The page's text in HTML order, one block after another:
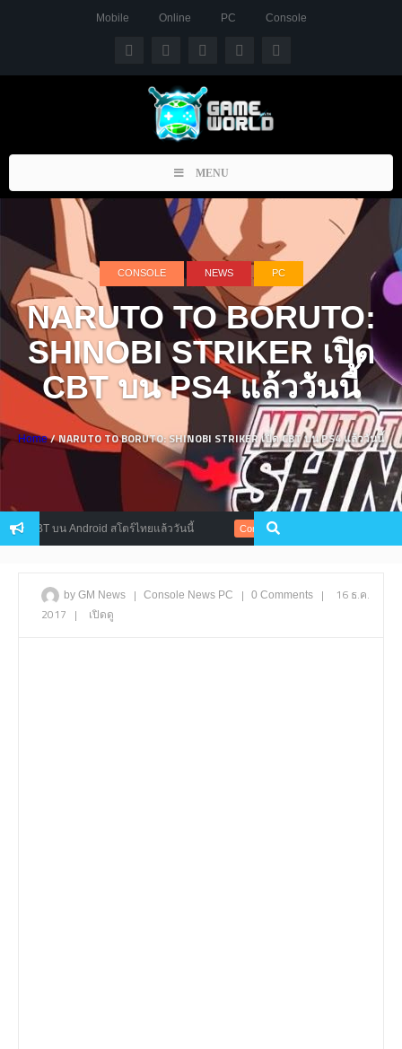
Mobile Online PC Console
Toggle
navigation
MENU
CONSOLE NEWS PC
NARUTO TO BORUTO:
SHINOBI STRIKER เปิด
CBT บน PS4 แล้ววันนี้
Home/ NARUTO TO BORUTO: SHINOBI STRIKER เปิด CBT บน PS4 แล้ววันนี้
บน Android สโตร์ไทยแล้ววันนี้ Console สาวก PS4 เฮ! Marvel’s
by GM News | Console News PC | 0 Comments |
16 ธ.ค.
2017 | เปิดดู